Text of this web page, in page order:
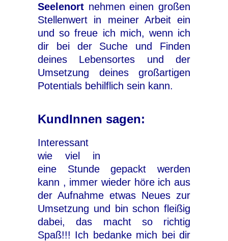
Seelenort nehmen einen großen
Stellenwert in meiner Arbeit ein
und so freue ich mich, wenn ich
dir bei der Suche und Finden
deines Lebensortes und der
Umsetzung deines großartigen
Potentials behilflich sein kann.
KundInnen sagen:
Interessant
wie viel in
eine Stunde gepackt werden
kann , immer wieder höre ich aus
der Aufnahme etwas Neues zur
Umsetzung und bin schon fleißig
dabei, das macht so richtig
Spaß!!! Ich bedanke mich bei dir